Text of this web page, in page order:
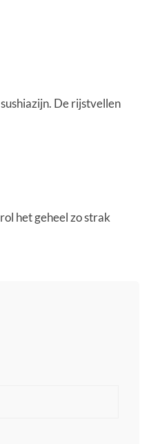
De rijstvellen
het geheel zo strak